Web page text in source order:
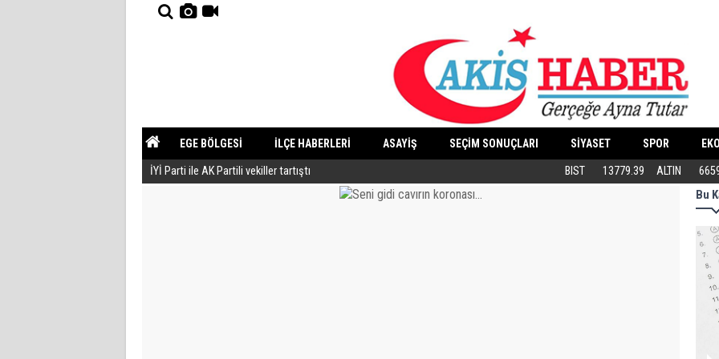
EGE BÖLGESİ İLÇE HABERLERİ ASAYİŞ SEÇİM SONUÇLARI SİYASET SPOR
YAZARLAR GÜNDEM
İYİ Parti ile AK Partili vekiller tartıştı Butik İşletmeler E-Ticarete Başlarken
BIST 13779.39 ALTIN
Bu